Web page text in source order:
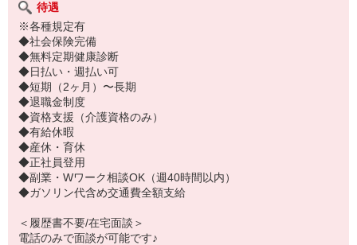
待遇
※各種規定有
◆社会保険完備
◆無料定期健康診断
◆日払い・週払い可
◆短期（2ヶ月）〜長期
◆退職金制度
◆資格支援（介護資格のみ）
◆有給休暇
◆産休・育休
◆正社員登用
◆副業・Wワーク相談OK（週40時間以内）
◆ガソリン代含め交通費全額支給
＜履歴書不要/在宅面談＞
電話のみで面談が可能です♪